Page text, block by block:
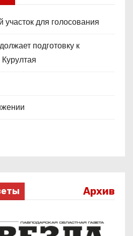
участок для голосования
подготовку к
Архив